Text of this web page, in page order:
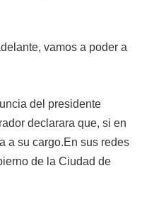
vamos a poder a
del presidente
declarara que, si en
a su cargo.En sus redes
de la Ciudad de